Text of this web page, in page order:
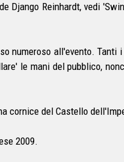
Django Reinhardt, vedi
numeroso all'evento. Tanti
le mani del pubblico,
cornice del Castello
2009.